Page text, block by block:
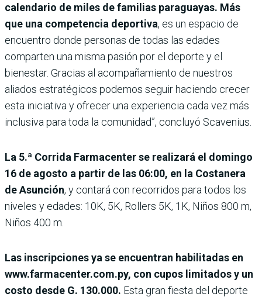
calendario de miles de familias paraguayas. Más
que una competencia deportiva, es un espacio de
encuentro donde personas de todas las edades
comparten una misma pasión por el deporte y el
bienestar. Gracias al acompañamiento de nuestros
aliados estratégicos podemos seguir haciendo crecer
esta iniciativa y ofrecer una experiencia cada vez más
inclusiva para toda la comunidad”, concluyó Scavenius.
La 5.ª Corrida Farmacenter se realizará el domingo
16 de agosto a partir de las 06:00, en la Costanera
de Asunción, y contará con recorridos para todos los
niveles y edades: 10K, 5K, Rollers 5K, 1K, Niños 800 m,
Niños 400 m.
Las inscripciones ya se encuentran habilitadas en
www.farmacenter.com.py, con cupos limitados y un
costo desde G. 130.000. Esta gran fiesta del deporte